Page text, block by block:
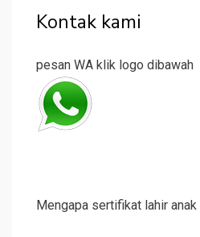
Kontak kami
pesan WA klik logo dibawah
Mengapa sertifikat lahir